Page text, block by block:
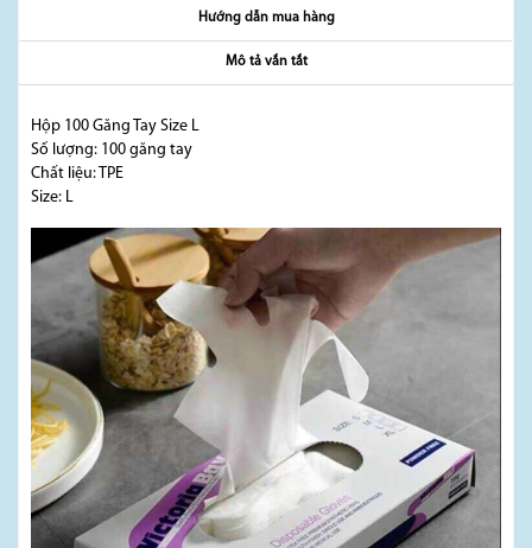
Hướng dẫn mua hàng
Mô tả vắn tắt
Hộp 100 Găng Tay Size L
Số lượng: 100 găng tay
Chất liệu: TPE
Size: L